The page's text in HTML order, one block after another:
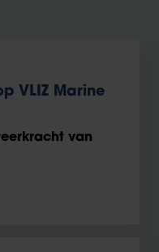
VLIZ Marine
van